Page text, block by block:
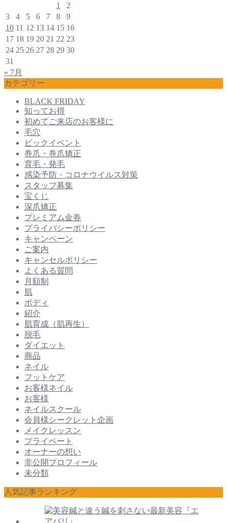
1
2
3
4 5 6 7 8
9
10 11 12 13 14 15 16
17 18 19 20 21 22 23
24 25 26 27 28 29 30
31
« 7月
カテゴリー
BLACK FRIDAY
知ってお得
初めてご来店のお客様に
毛穴
ビックイベント
巻爪・巻爪矯正
育毛・発毛
感染予防・コロナウイルス対策
スタッフ募集
宝くじ
深爪矯正
プレミアム金券
プライバシーポリシー
キャンペーン
ご案内
キャンセルポリシー
よくある質問
月額制
肌
ボディ
紹介
肌育成（肌再生）
脱毛
ダイエット
商品
ネイル
フットケア
お客様ネイル
お客様
ネイルスクール
会員様シークレット企画
メイクレッスン
プライベート
オーナーの想い
非公開プロフィール
未分類
人気記事ランキング